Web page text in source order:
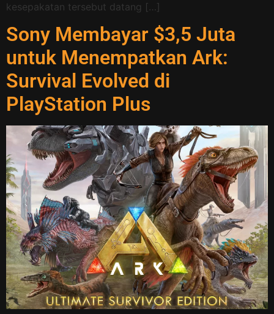
kesepakatan tersebut datang […]
Sony Membayar $3,5 Juta
untuk Menempatkan Ark:
Survival Evolved di
PlayStation Plus